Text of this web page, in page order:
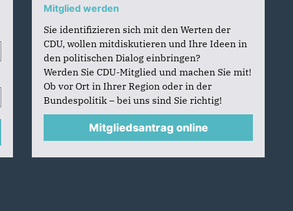
Mitglied werden
Sie identifizieren sich mit den Werten der
CDU, wollen mitdiskutieren und Ihre Ideen in
den politischen Dialog einbringen?
Werden Sie CDU-Mitglied und machen Sie mit!
Ob vor Ort in Ihrer Region oder in der
Bundespolitik – bei uns sind Sie richtig!
Mitgliedsantrag online